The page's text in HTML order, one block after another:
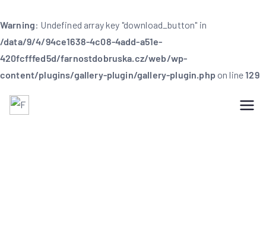
Warning: Undefined array key "download_button" in
/data/9/4/94ce1638-4c08-4add-a51e-
420fcfffed5d/farnostdobruska.cz/web/wp-
content/plugins/gallery-plugin/gallery-plugin.phpon line129